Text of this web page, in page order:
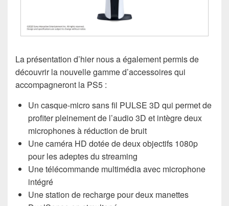
La présentation d’hier nous a également permis de
découvrir la nouvelle gamme d’accessoires qui
accompagneront la PS5 :
Un casque-micro sans fil PULSE 3D qui permet de
profiter pleinement de l’audio 3D et intègre deux
microphones à réduction de bruit
Une caméra HD dotée de deux objectifs 1080p
pour les adeptes du streaming
Une télécommande multimédia avec microphone
intégré
Une station de recharge pour deux manettes